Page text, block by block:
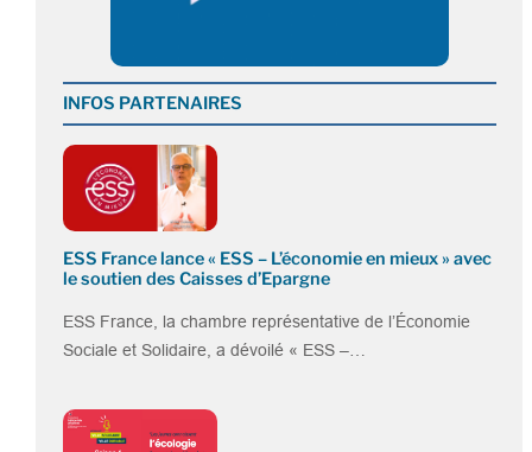
INFOS PARTENAIRES
ESS France lance « ESS – L’économie en mieux » avec
le soutien des Caisses d’Epargne
ESS France, la chambre représentative de l’Économie
Sociale et Solidaire, a dévoilé « ESS –…